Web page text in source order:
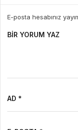
E-posta hesabınız
BIR YORUM YAZ
AD *